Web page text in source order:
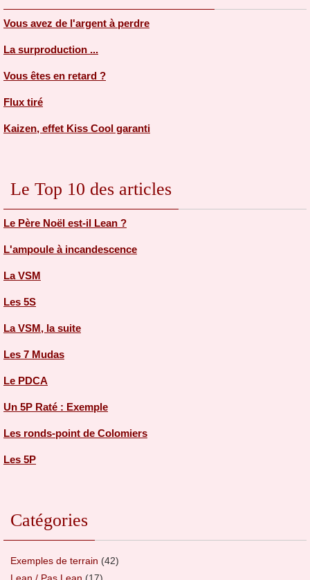
Vous avez de l'argent à perdre
La surproduction ...
Vous êtes en retard ?
Flux tiré
Kaizen, effet Kiss Cool garanti
Le Top 10 des articles
Le Père Noël est-il Lean ?
L'ampoule à incandescence
La VSM
Les 5S
La VSM, la suite
Les 7 Mudas
Le PDCA
Un 5P Raté : Exemple
Les ronds-point de Colomiers
Les 5P
Catégories
Exemples de terrain (42)